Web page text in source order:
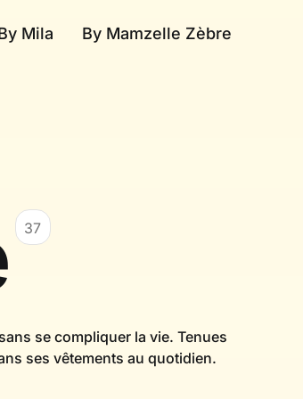
Mila By Mamzelle Zèbre
37
se compliquer la vie. Tenues
ses vêtements au quotidien.